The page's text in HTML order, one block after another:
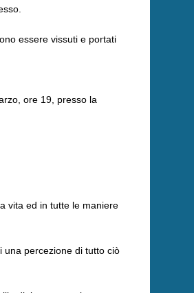
essere vissuti e portati
ore 19, presso la
vita ed in tutte le maniere
una percezione di tutto ciò